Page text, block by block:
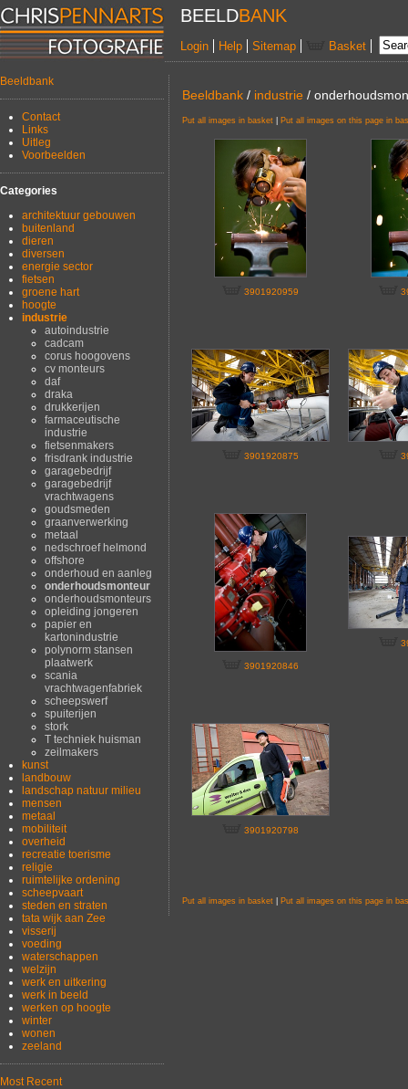
BEELDBANK
Login Help Sitemap Basket
Beeldbank
Contact
Links
Uitleg
Voorbeelden
Categories
architektuur gebouwen
buitenland
dieren
diversen
energie sector
fietsen
groene hart
hoogte
industrie
autoindustrie
cadcam
corus hoogovens
cv monteurs
daf
draka
drukkerijen
farmaceutische
industrie
fietsenmakers
frisdrank industrie
garagebedrijf
garagebedrijf
vrachtwagens
goudsmeden
graanverwerking
metaal
nedschroef helmond
offshore
onderhoud en aanleg
onderhoudsmonteur
onderhoudsmonteurs
opleiding jongeren
papier en
kartonindustrie
polynorm stansen
plaatwerk
scania
vrachtwagenfabriek
scheepswerf
spuiterijen
stork
T techniek huisman
zeilmakers
kunst
landbouw
landschap natuur milieu
mensen
metaal
mobiliteit
overheid
recreatie toerisme
religie
ruimtelijke ordening
scheepvaart
steden en straten
tata wijk aan Zee
visserij
voeding
waterschappen
welzijn
werk en uitkering
werk in beeld
werken op hoogte
winter
wonen
zeeland
Most Recent
Beeldbank / industrie /
Put all images in basket Put all images on this page in
3901920959
3901920875
3901920846
3901920798
Put all images in basket Put all images on this page in